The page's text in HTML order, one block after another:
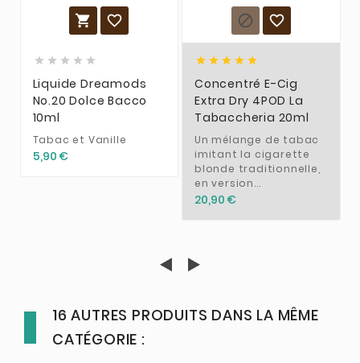
 
    
Liquide Dreamods
No.20 Dolce Bacco
10ml
Tabac et Vanille
5,90 €
 
    
Concentré E-Cig
Extra Dry 4POD La
Tabaccheria 20ml
Un mélange de tabac
imitant la cigarette
blonde traditionnelle,
en version...
20,90 €
16 AUTRES PRODUITS DANS LA MÊME
CATÉGORIE :